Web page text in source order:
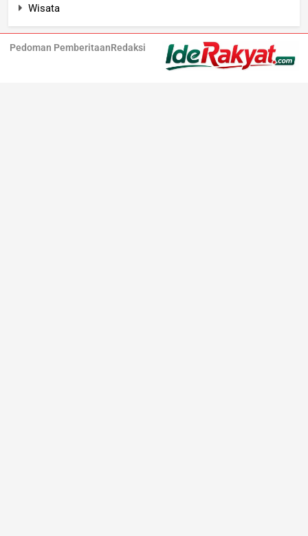
Wisata
Pedoman PemberitaanRedaksi